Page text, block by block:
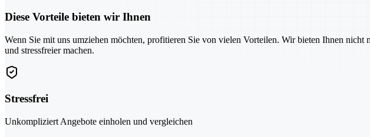
Diese Vorteile bieten wir Ihnen
Wenn Sie mit uns umziehen möchten, profitieren Sie von vielen Vorteilen. Wir bieten Ihnen
und stressfreier machen.
Stressfrei
Unkompliziert Angebote einholen und vergleichen